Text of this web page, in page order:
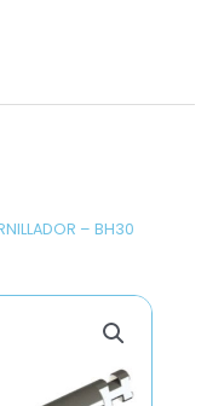
– BH30